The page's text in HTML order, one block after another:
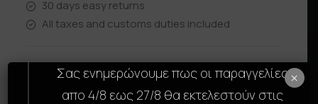
30 days easy returns
All taxes and customs duties included
Σας ενημερώνουμε πως οι παραγγελίες
απο 4/8 εως 27/8 θα εκτελεστούν στις
×